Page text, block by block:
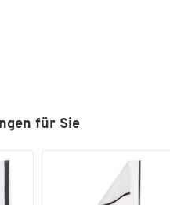
für Sie